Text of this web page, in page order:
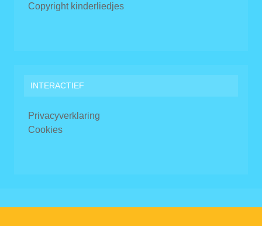
Copyright kinderliedjes
INTERACTIEF
Privacyverklaring
Cookies